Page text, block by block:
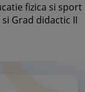
fizica si sport
Grad didactic II